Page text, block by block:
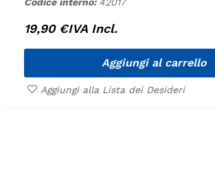
19,90 €IVA Incl.
Aggiungi al carrello
Aggiungi alla Lista dei Desideri